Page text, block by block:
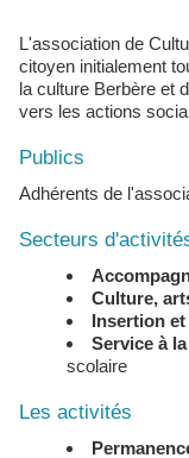
L'association de Culture Berbère est un espace socio-culturel et
citoyen initialement
la culture Berbère et
vers les actions
Publics
Adhérents de
Secteurs
Culture,
Insertion
Service à
scolaire
Les activités